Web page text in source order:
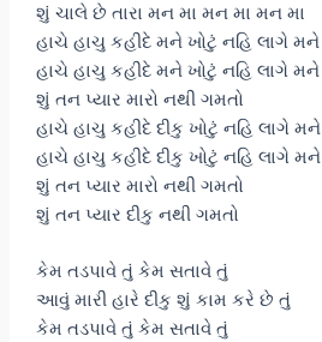
શું ચાલે છે તારા મન મા મન મા મન મા
હાચે હાચુ કહીદે મને ખોટું નહિ લાગે મને
હાચે હાચુ કહીદે મને ખોટું નહિ લાગે મને
શું તન પ્યાર મારો નથી ગમતો
હાચે હાચુ કહીદે દીકુ ખોટું નહિ લાગે મને
હાચે હાચુ કહીદે દીકુ ખોટું નહિ લાગે મને
શું તન પ્યાર મારો નથી ગમતો
શું તન પ્યાર દીકુ નથી ગમતો
કેમ તડપાવે તું કેમ સતાવે તું
આવું મારી હારે દીકુ શું કામ કરે છે તું
કેમ તડપાવે તું કેમ સતાવે તું